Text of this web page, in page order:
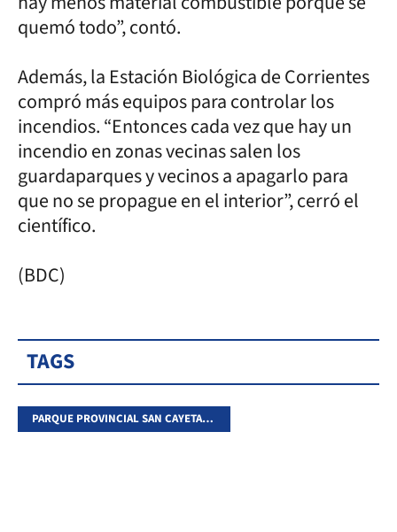
quemó todo”, contó.
Además, la Estación Biológica de Corrientes
compró más equipos para controlar los
incendios. “Entonces cada vez que hay un
incendio en zonas vecinas salen los
guardaparques y vecinos a apagarlo para
que no se propague en el interior”, cerró el
científico.
(BDC)
TAGS
PARQUE PROVINCIAL SAN CAYETANO